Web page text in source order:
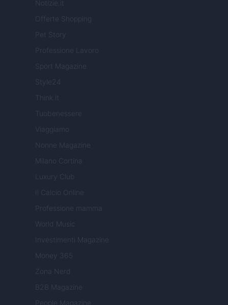
Notizie.it
Offerte Shopping
Pet Story
Professione Lavoro
Sport Magazine
Style24
Think.it
Tuobenessere
Viaggiamo
Nonne Magazine
Milano Cortina
Luxury Club
Il Calcio Online
Professione mamma
World Music
Investimenti Magazine
Money 365
Zona Nerd
B2B Magazine
People Magazine